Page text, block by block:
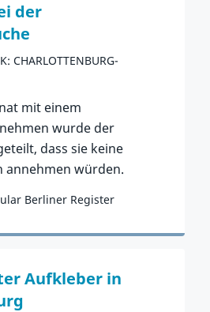
der
CHARLOTTENBURG-
mit einem
wurde der
dass sie keine
annehmen würden.
Berliner Register
Aufkleber in